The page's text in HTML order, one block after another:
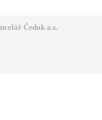
Čedok a.s.